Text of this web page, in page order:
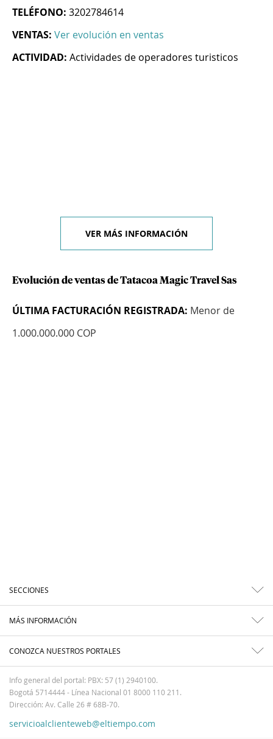
TELÉFONO: 3202784614
VENTAS: Ver evolución en ventas
ACTIVIDAD: Actividades de operadores turisticos
VER MÁS INFORMACIÓN
Evolución de ventas de Tatacoa Magic Travel Sas
ÚLTIMA FACTURACIÓN REGISTRADA: Menor de
1.000.000.000 COP
SECCIONES
MÁS INFORMACIÓN
CONOZCA NUESTROS PORTALES
Info general del portal: PBX: 57 (1) 2940100.
Bogotá 5714444 - Línea Nacional 01 8000 110 211.
Dirección: Av. Calle 26 # 68B-70.
servicioalclienteweb@eltiempo.com